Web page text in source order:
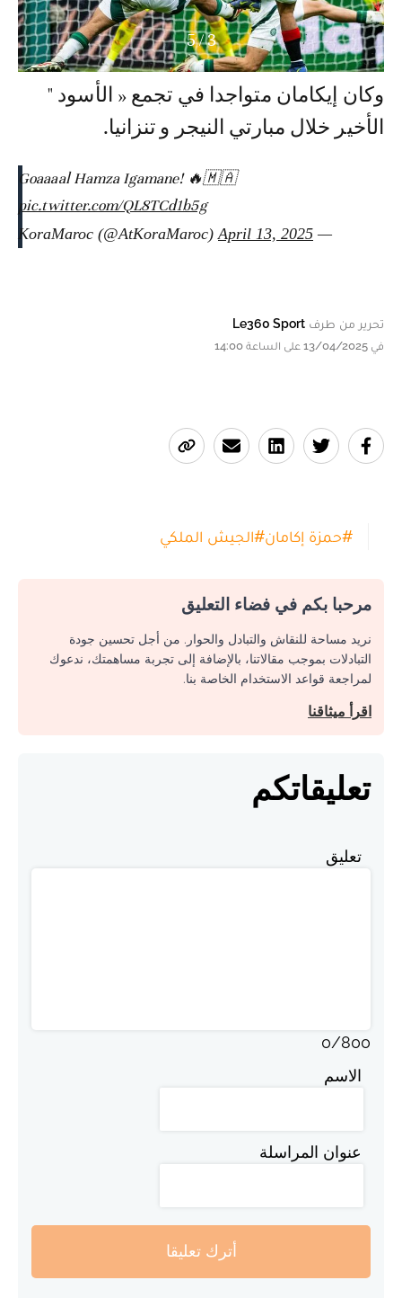
3
/
5
وكان إيكامان متواجدا في تجمع « الأسود "
الأخير خلال مبارتي النيجر و تنزانيا.
Goaaaal Hamza Igamane! 🔥🇲🇦
pic.twitter.com/QL8TCd1b5g
— KoraMaroc (@AtKoraMaroc)
April 13, 2025
تحرير من طرف Le360 Sport
في 13/04/2025 على الساعة 14:00
#حمزة إكامان#الجيش الملكي
مرحبا بكم في فضاء التعليق
نريد مساحة للنقاش والتبادل والحوار. من أجل تحسين جودة
التبادلات بموجب مقالاتنا، بالإضافة إلى تجربة مساهمتك، ندعوك
لمراجعة قواعد الاستخدام الخاصة بنا.
اقرأ ميثاقنا
تعليقاتكم
تعليق
0/800
الاسم
عنوان المراسلة
أترك تعليقا